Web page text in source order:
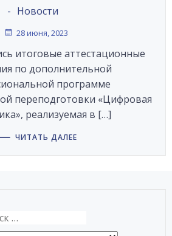
- Новости
28 июня, 2023
итоговые аттестационные
по дополнительной
программе
переподготовки «Цифровая
реализуемая в […]
ЧИТАТЬ ДАЛЕЕ